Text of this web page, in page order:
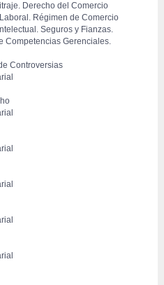
Derecho del Comercio
Régimen de Comercio
Seguros y Fianzas.
Competencias Gerenciales.
Controversias